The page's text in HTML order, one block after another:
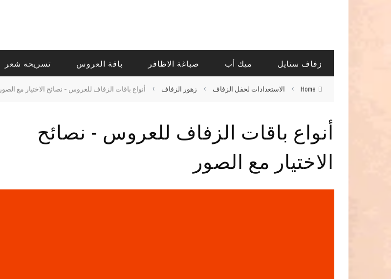
زفاف ستايل ميك أب صباغة الاظافر باقة العروس تسريحه شعر
Home
› الاستعدادات لحفل الزفاف › زهور الزفاف › أنواع باقات الزفاف للعروس - نصائح الاختيار مع الصور
أنواع باقات الزفاف للعروس - نصائح
الاختيار مع الصور